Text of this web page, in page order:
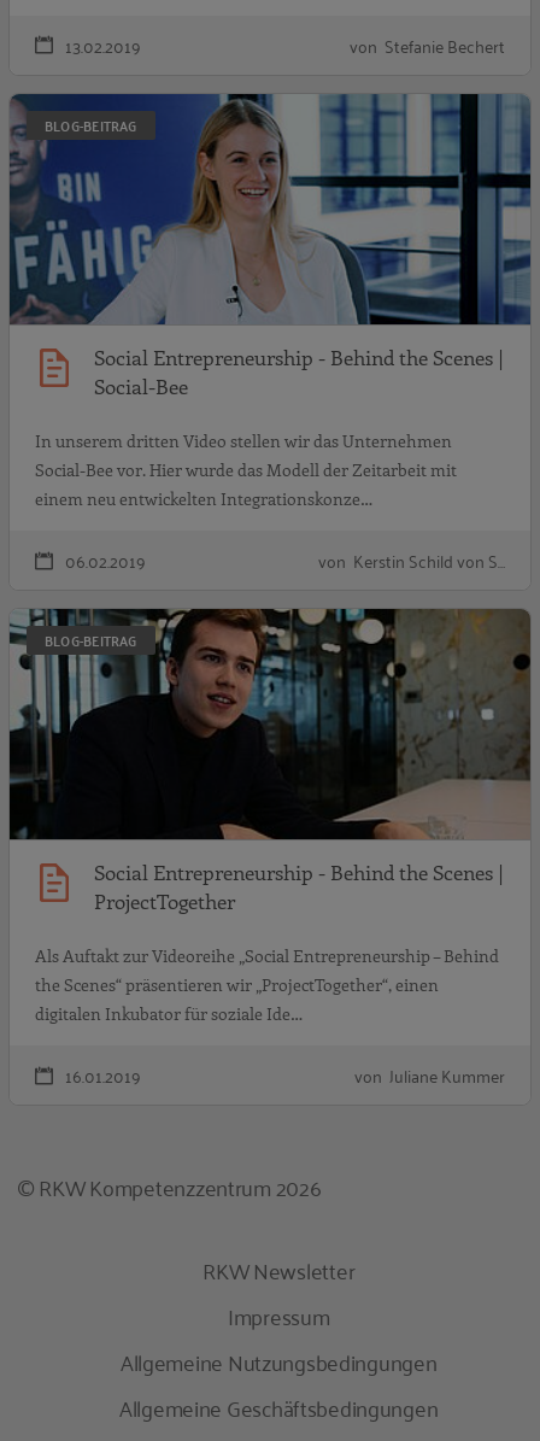
13.02.2019 von Stefanie Bechert
BLOG-BEITRAG
Social Entrepreneurship - Behind the Scenes |
Social-Bee
In unserem dritten Video stellen wir das Unternehmen
Social-Bee vor. Hier wurde das Modell der Zeitarbeit mit
einem neu entwickelten Integrationskonze…
06.02.2019 von Kerstin Schild von S…
BLOG-BEITRAG
Social Entrepreneurship - Behind the Scenes |
ProjectTogether
Als Auftakt zur Videoreihe „Social Entrepreneurship – Behind
the Scenes“ präsentieren wir „ProjectTogether“, einen
digitalen Inkubator für soziale Ide…
16.01.2019 von Juliane Kummer
© RKW Kompetenzzentrum 2026
RKW Newsletter
Impressum
Allgemeine Nutzungsbedingungen
Allgemeine Geschäftsbedingungen